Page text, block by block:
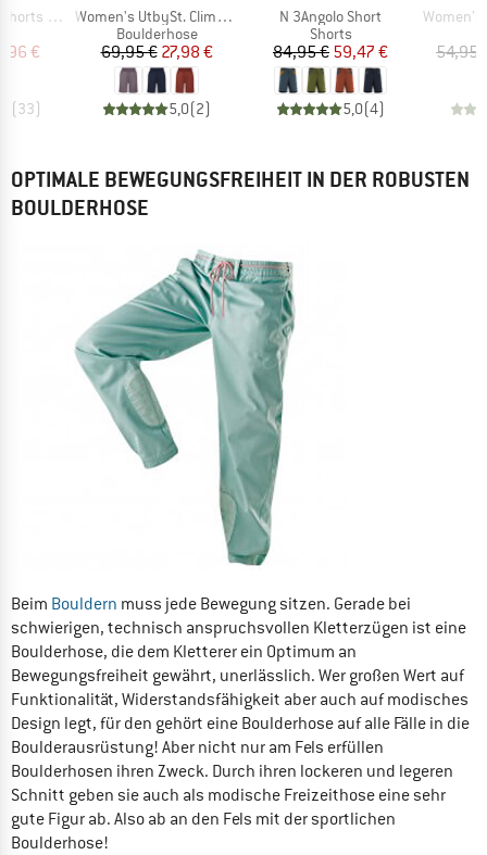
Jeans
Preis
€
(33)
Artikel
Women's UtbySt. Climbing Shorts
Produktgruppe
Boulderhose
Preis
69,95 €reduzierter Preis
27,98 €
5,0(2)
Artikel
N 3Angolo Short
Produktgruppe
Shorts
Preis
84,95 €reduzierter Preis
59,47 €
5,0(4)
Artikel
Women's
54,95
OPTIMALE BEWEGUNGSFREIHEIT IN DER ROBUSTEN
BOULDERHOSE
Beim Bouldern muss jede Bewegung sitzen. Gerade bei
schwierigen, technisch anspruchsvollen Kletterzügen ist eine
Boulderhose, die dem Kletterer ein Optimum an
Bewegungsfreiheit gewährt, unerlässlich. Wer großen Wert auf
Funktionalität, Widerstandsfähigkeit aber auch auf modisches
Design legt, für den gehört eine Boulderhose auf alle Fälle in die
Boulderausrüstung! Aber nicht nur am Fels erfüllen
Boulderhosen ihren Zweck. Durch ihren lockeren und legeren
Schnitt geben sie auch als modische Freizeithose eine sehr
gute Figur ab. Also ab an den Fels mit der sportlichen
Boulderhose!